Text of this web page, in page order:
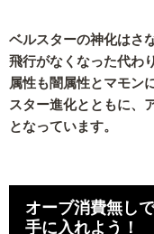
ベルスターの神化はさ
飛行がなくなった代わ
属性も闇属性とマモン
スター進化とともに、
となっています。
オーブ消費無し
手に入れよう！